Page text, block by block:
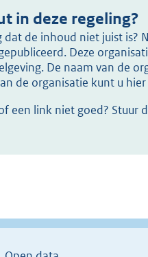
in deze regeling?
dat de inhoud niet juist is?
Deze
De naam van de
de organisatie kunt u
een link niet goed? Stuur